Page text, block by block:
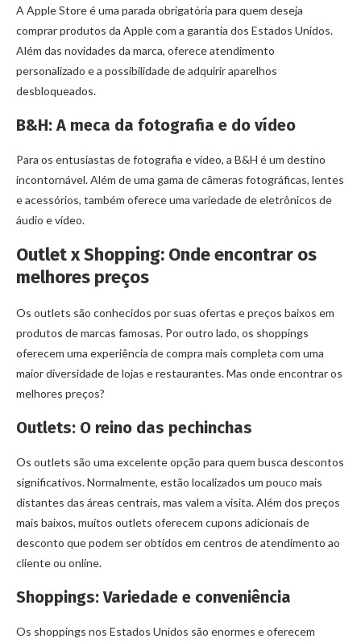
A Apple Store é uma parada obrigatória para quem deseja
comprar produtos da Apple com a garantia dos Estados Unidos.
Além das novidades da marca, oferece atendimento
personalizado e a possibilidade de adquirir aparelhos
desbloqueados.
B&H: A meca da fotografia e do vídeo
Para os entusiastas de fotografia e vídeo, a B&H é um destino
incontornável. Além de uma gama de câmeras fotográficas, lentes
e acessórios, também oferece uma variedade de eletrônicos de
áudio e vídeo.
Outlet x Shopping: Onde encontrar os
melhores preços
Os outlets são conhecidos por suas ofertas e preços baixos em
produtos de marcas famosas. Por outro lado, os shoppings
oferecem uma experiência de compra mais completa com uma
maior diversidade de lojas e restaurantes. Mas onde encontrar os
melhores preços?
Outlets: O reino das pechinchas
Os outlets são uma excelente opção para quem busca descontos
significativos. Normalmente, estão localizados um pouco mais
distantes das áreas centrais, mas valem a visita. Além dos preços
mais baixos, muitos outlets oferecem cupons adicionais de
desconto que podem ser obtidos em centros de atendimento ao
cliente ou online.
Shoppings: Variedade e conveniência
Os shoppings nos Estados Unidos são enormes e oferecem